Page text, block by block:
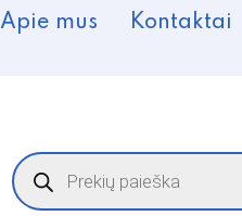
Apie mus Kontaktai
Products
search